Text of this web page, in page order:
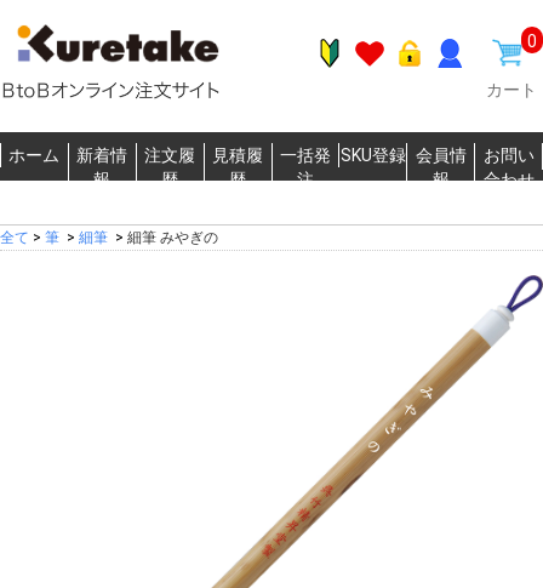
0
カート
ホーム
新着情
報
注文履
歴
見積履
歴
一括発
注
SKU登録 会員情
報
お問い
合わせ
全て > 筆 > 細筆 > 細筆 みやぎの